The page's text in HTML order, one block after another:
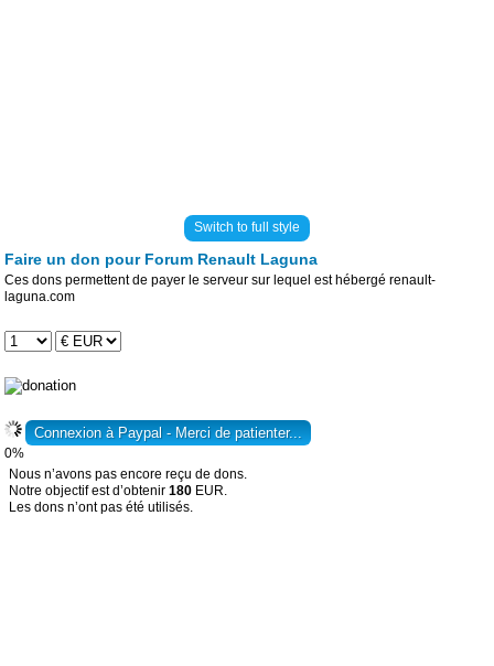
Switch to full style
Faire un don pour Forum Renault Laguna
Ces dons permettent de payer le serveur sur lequel est hébergé renault-
laguna.com
0%
Nous n’avons pas encore reçu de dons.
Notre objectif est d’obtenir 180 EUR.
Les dons n’ont pas été utilisés.